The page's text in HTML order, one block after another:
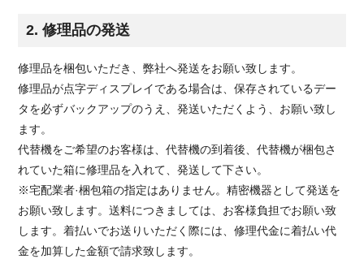
2. 修理品の発送
修理品を梱包いただき、弊社へ発送をお願い致します。
修理品が点字ディスプレイである場合は、保存されているデー
タを必ずバックアップのうえ、発送いただくよう、お願い致し
ます。
代替機をご希望のお客様は、代替機の到着後、代替機が梱包さ
れていた箱に修理品を入れて、発送して下さい。
※宅配業者·梱包箱の指定はありません。精密機器として発送を
お願い致します。送料につきましては、お客様負担でお願い致
します。着払いでお送りいただく際には、修理代金に着払い代
金を加算した金額で請求致します。